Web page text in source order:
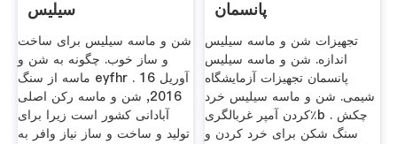
سیلیس
شن و ماسه سیلیس برای ساخت
و ساز خوب. چگونه به شن و
ماسه از سنگ eyfhr . 16 آوريل
2016, شن و ماسه رکن اصلی
آبادانی کشور است زیرا برای
تولید و ساخت و ساز نیاز وافر به
پانسمان
تجهیزات شن و ماسه سیلیس
اندازه. شن و ماسه سیلیس
پانسمان تجهیزات آزمایشگاه
شیمی. شن و ماسه سیلیس خرد
کردن آمپر غربالگری٪b . چکش
سنگ شکن برای خرد کردن و